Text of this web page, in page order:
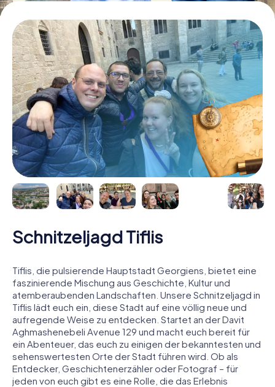
Schnitzeljagd Tiflis
Tiflis, die pulsierende Hauptstadt Georgiens, bietet eine
faszinierende Mischung aus Geschichte, Kultur und
atemberaubenden Landschaften. Unsere Schnitzeljagd in
Tiflis lädt euch ein, diese Stadt auf eine völlig neue und
aufregende Weise zu entdecken. Startet an der Davit
Aghmashenebeli Avenue 129 und macht euch bereit für
ein Abenteuer, das euch zu einigen der bekanntesten und
sehenswertesten Orte der Stadt führen wird. Ob als
Entdecker, Geschichtenerzähler oder Fotograf – für
jeden von euch gibt es eine Rolle, die das Erlebnis